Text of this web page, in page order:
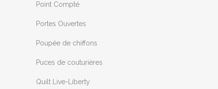
Point Compté
Portes Ouvertes
Poupée de chiffons
Puces de couturières
Quilt Live-Liberty